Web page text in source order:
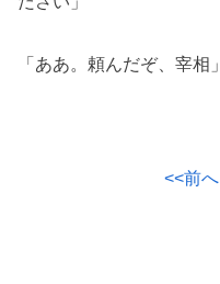
「ああ。頼んだぞ、宰相」
<<前へ